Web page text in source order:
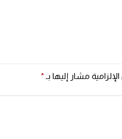
مشار إليها بـ *